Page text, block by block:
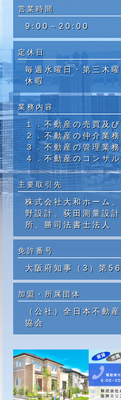
営業時間
9:00～20:00
定休日
毎週水曜日・第三木
休暇
業務内容
１．不動産の売買及
２．不動産の仲介業
３．不動産の管理業務
４．不動産のコンサ
主要取引先
株式会社大和ホーム
野設計、荻田測量設
所、勝司法書士法人
免許番号
大阪府知事（3）第
加盟・所属団体
（公社）全日本不動
協会